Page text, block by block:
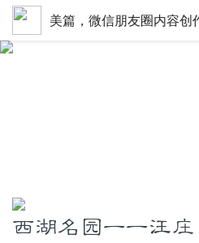
美篇，微信朋友圈内容创
西湖名园一一汪庄